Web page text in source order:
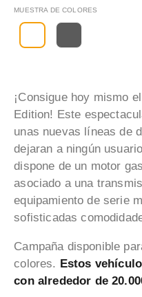
MUESTRA DE COLORES
¡Consigue hoy mismo
Edition! Este
unas nuevas líneas de
dejaran a ningún
dispone de un motor
asociado a una
equipamiento de serie
sofisticadas
Campaña disponible
colores. Estos
con alrededor de